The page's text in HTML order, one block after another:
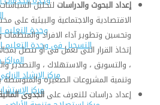
وحدة التعليم
التسجيل فى وحدة التعليم
مركز الإرشاد
مركز
إعداد البحوث والدراسات لتحليل السياسات
الاقتصادية والاجتماعية والبيئية على
وتحسين وتطوير آداء الافراد
إتخاذ القرار التى تعمل فى أو تتصل
، والتسويق ، والاستهلاك ، والتصدير
وتنمية المشروعات الصغيرة
إعداد دراسات للتعرف على الجدوى